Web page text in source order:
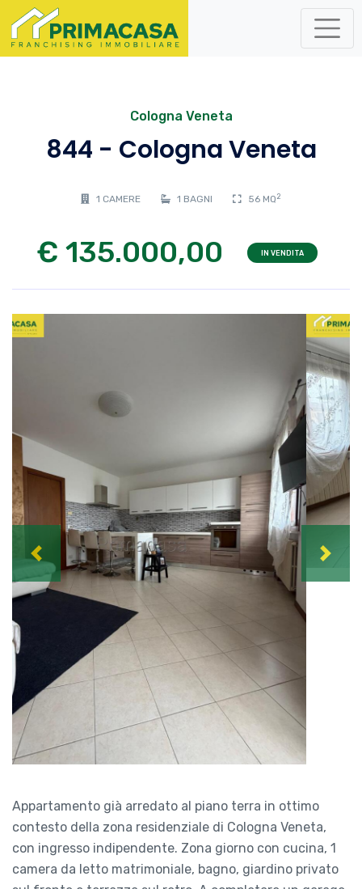
Cologna Veneta
844 - Cologna Veneta
1 CAMERE 1 BAGNI 56 MQ 2
€ 135.000,00 IN VENDITA
Previous Next
Appartamento già arredato al piano terra in ottimo
contesto della zona residenziale di Cologna Veneta,
con ingresso indipendente. Zona giorno con cucina, 1
camera da letto matrimoniale, bagno, giardino privato
sul fronte e terrazza sul retro. A completare un garage
di 30 mq. Attualmente affittato con rendita immediata.
Rif. 844.
Caratteristiche principali
RIFERIMENTO
844
Vendita